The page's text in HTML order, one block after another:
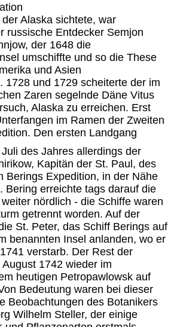
Alaska sichtete, war
russische Entdecker Semjon
der 1648 die
umschiffte und so die These
und Asien
1728 und 1729 scheiterte der im
Zaren segelnde Däne Vitus
Alaska zu erreichen. Erst
im Ramen der Zweiten
Den ersten Landgang
des Jahres allerdings der
Kapitän der St. Paul, des
Berings Expedition, in der Nähe
Bering erreichte tags darauf die
nördlich - die Schiffe waren
getrennt worden. Auf der
St. Peter, das Schiff Berings auf
benannten Insel anlanden, wo er
verstarb. Der Rest der
1742 wieder im
heutigen Petropawlowsk auf
Bedeutung waren bei dieser
Beobachtungen des Botanikers
Wilhelm Steller, der einige